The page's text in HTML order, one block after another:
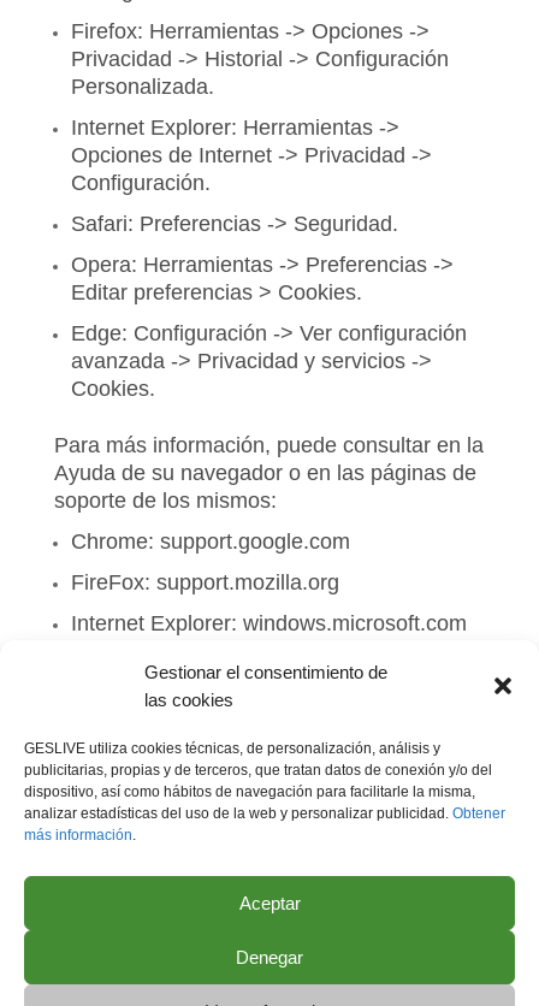
Gestionar el consentimiento de
las cookies
GESLIVE utiliza cookies técnicas, de personalización, análisis y
publicitarias, propias y de terceros, que tratan datos de conexión y/o del
dispositivo, así como hábitos de navegación para facilitarle la misma,
analizar estadísticas del uso de la web y personalizar publicidad. Obtener
más información.
Aceptar
Denegar
Firefox: Herramientas -> Opciones ->
Privacidad -> Historial -> Configuración
Personalizada.
Internet Explorer: Herramientas ->
Opciones de Internet -> Privacidad ->
Configuración.
Safari: Preferencias -> Seguridad.
Opera: Herramientas -> Preferencias ->
Editar preferencias > Cookies.
Edge: Configuración -> Ver configuración
avanzada -> Privacidad y servicios ->
Cookies.
Para más información, puede consultar en la
Ayuda de su navegador o en las páginas de
soporte de los mismos:
Chrome: support.google.com
FireFox: support.mozilla.org
Internet Explorer: windows.microsoft.com
http://www.apple.com
http://www.opera.com/help/tutorials
Edge: https://privacy.microsoft.com/es-
es/windows-10-microsoft-edge-and-privacy